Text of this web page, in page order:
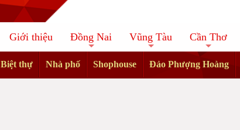
Giới thiệu Đồng Nai Vũng Tàu Cần Thơ
Biệt thự Nhà phố Shophouse Đảo Phượng Hoàng